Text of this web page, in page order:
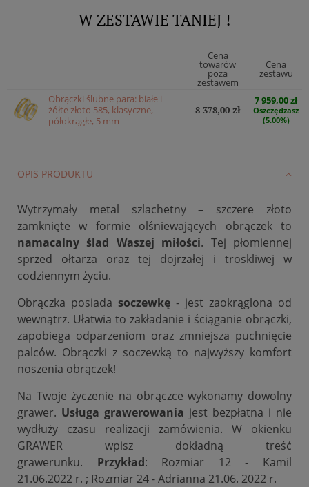
W ZESTAWIE TANIEJ !
Cena
towarów
poza
zestawem
Cena
zestawu
Obrączki ślubne para: białe i
żółte złoto 585, klasyczne,
półokrągłe, 5 mm
8 378,00 zł
7 959,00 zł
Oszczędzasz
(5.00%)
OPIS PRODUKTU
Wytrzymały metal szlachetny – szczere złoto
zamknięte w formie olśniewających obrączek to
namacalny ślad Waszej miłości. Tej płomiennej
sprzed ołtarza oraz tej dojrzałej i troskliwej w
codziennym życiu.
Obrączka posiada soczewkę - jest zaokrąglona od
wewnątrz. Ułatwia to zakładanie i ściąganie obrączki,
zapobiega odparzeniom oraz zmniejsza puchnięcie
palców. Obrączki z soczewką to najwyższy komfort
noszenia obrączek!
Na Twoje życzenie na obrączce wykonamy dowolny
grawer. Usługa grawerowania jest bezpłatna i nie
wydłuży czasu realizacji zamówienia. W okienku
GRAWER wpisz dokładną treść
grawerunku.
Przykład: Rozmiar 12 - Kamil
21.06.2022 r. ; Rozmiar 24 - Adrianna 21.06. 2022 r.